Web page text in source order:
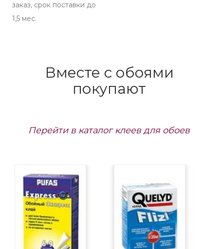
заказ, срок поставки до
1,5 мес.
Вместе с обоями
покупают
Перейти в каталог клеев для обоев